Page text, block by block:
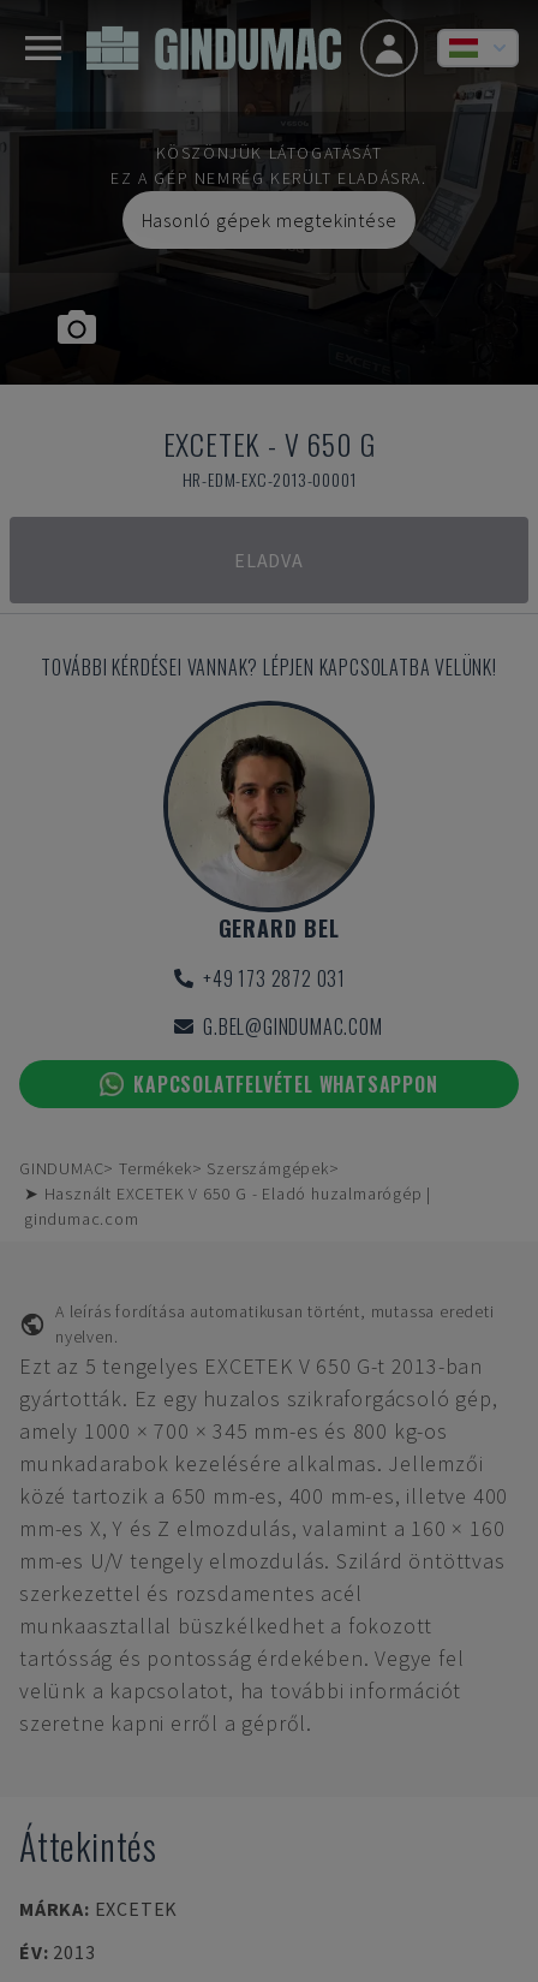
KÖSZÖNJÜK LÁTOGATÁSÁT
EZ A GÉP NEMRÉG KERÜLT ELADÁSRA.
Hasonló gépek megtekintése
EXCETEK - V 650 G
HR-EDM-EXC-2013-00001
ELADVA
TOVÁBBI KÉRDÉSEI VANNAK? LÉPJEN KAPCSOLATBA VELÜNK!
GERARD BEL
+49 173 2872 031
G.BEL@GINDUMAC.COM
KAPCSOLATFELVÉTEL WHATSAPPON
GINDUMAC Termékek
Szerszámgépek
➤ Használt EXCETEK V 650 G - Eladó huzalmarógép |
gindumac.com
A leírás fordítása automatikusan történt, mutassa eredeti
nyelven.
Ezt az 5 tengelyes EXCETEK V 650 G-t 2013-ban
gyártották. Ez egy huzalos szikraforgácsoló gép,
amely 1000 × 700 × 345 mm-es és 800 kg-os
munkadarabok kezelésére alkalmas. Jellemzői
közé tartozik a 650 mm-es, 400 mm-es, illetve 400
mm-es X, Y és Z elmozdulás, valamint a 160 × 160
mm-es U/V tengely elmozdulás. Szilárd öntöttvas
szerkezettel és rozsdamentes acél
munkaasztallal büszkélkedhet a fokozott
tartósság és pontosság érdekében. Vegye fel
velünk a kapcsolatot, ha további információt
szeretne kapni erről a gépről.
Áttekintés
MÁRKA: EXCETEK
ÉV: 2013